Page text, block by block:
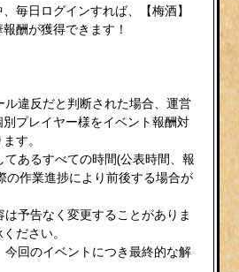
毎日ログインすれば、【梅酒】
酬が獲得できます！
違反だと判断された場合、運営
プレイヤー様をイベント報酬対
す。
あるすべての時間(公表時間、報
の作業進捗により前後する場合が
予告なく変更することがありま
ださい。
回のイベントにつき最終的な解